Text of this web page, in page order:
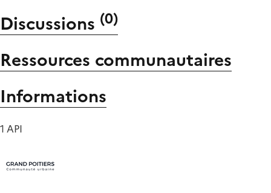
Discussions (0)
Ressources communautaires
Informations
1 API